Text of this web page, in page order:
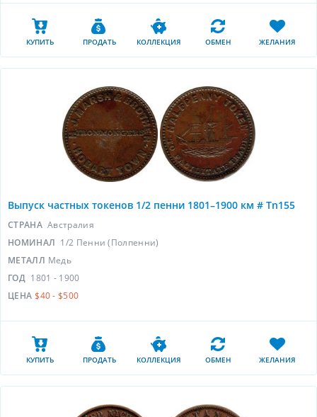
КУПИТЬ ПРОДАТЬ КОЛЛЕКЦИЯ ОБМЕН ЖЕЛАНИЯ
Выпуск частных токенов 1/2 пенни 1801–1900 км # Tn155
СТРАНА Австралия
НОМИНАЛ 1/2 Пенни (Полпенни)
МЕТАЛЛ Медь
ГОД 1801 - 1900
ЦЕНА $40 - $500
КУПИТЬ ПРОДАТЬ КОЛЛЕКЦИЯ ОБМЕН ЖЕЛАНИЯ